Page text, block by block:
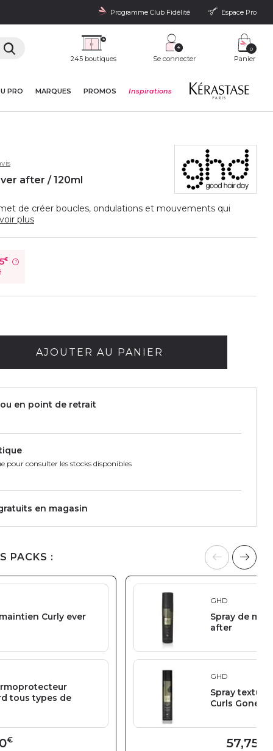
Programme Club Fidélité Espace Pro
245 boutiques Se connecter Panier
0
PRO MARQUES PROMOS Inspirations
after / 120ml
de créer boucles, ondulations et mouvements qui
plus
€ ?
AJOUTER AU PANIER
en point de retrait
pour consulter les stocks disponibles
en magasin
PACKS :
Curly ever
tous types de
€
GHD
Spray de
after
GHD
Spray
Curls Gone
57,75